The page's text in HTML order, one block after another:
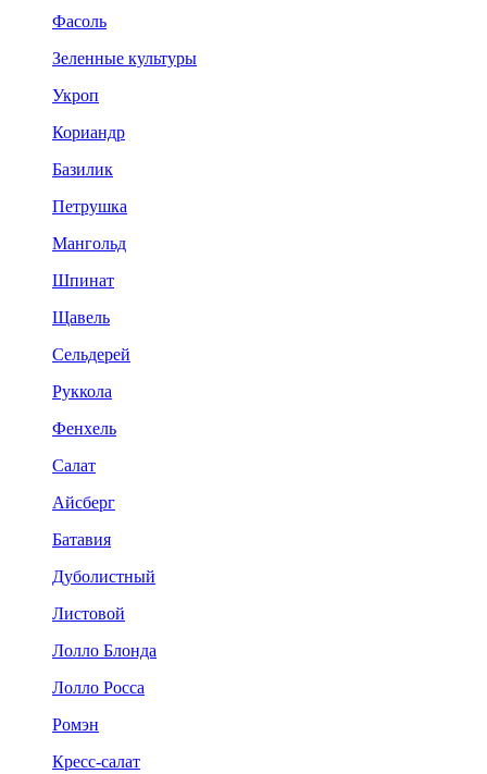
Фасоль
Зеленные культуры
Укроп
Кориандр
Базилик
Петрушка
Мангольд
Шпинат
Щавель
Сельдерей
Руккола
Фенхель
Салат
Айсберг
Батавия
Дуболистный
Листовой
Лолло Блонда
Лолло Росса
Ромэн
Кресс-салат